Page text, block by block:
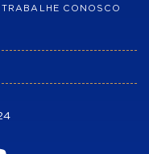
TRABALHE CONOSCO